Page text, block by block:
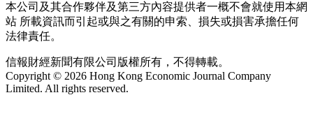
本公司及其合作夥伴及第三方內容提供者一概不會就使用本網
站 所載資訊而引起或與之有關的申索、損失或損害承擔任何
法律責任。
信報財經新聞有限公司版權所有，不得轉載。
Copyright © 2026 Hong Kong Economic Journal Company
Limited. All rights reserved.